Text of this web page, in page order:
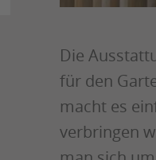
Die
für den
macht es
verbringen